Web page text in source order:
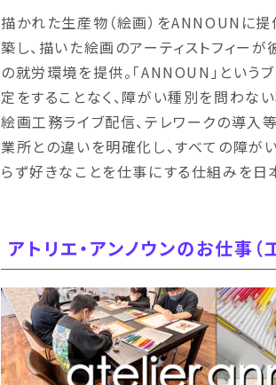
描かれた生産物（絵画）をANNOUNに提
築し、描いた絵画のアーティストフィー
の就労環境を提供。「ANNOUN」という
定をすることなく、障がい種別を問わな
絵画工務ライブ配信、テレワークの導
業所との違いを明確化し、すべての障が
らず好きなことを仕事にする仕組みを日
アトリエ・アンノウンのお仕事